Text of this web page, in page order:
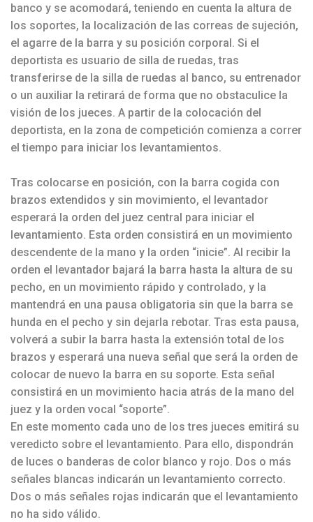
banco y se acomodará, teniendo en cuenta la altura de
los soportes, la localización de las correas de sujeción,
el agarre de la barra y su posición corporal. Si el
deportista es usuario de silla de ruedas, tras
transferirse de la silla de ruedas al banco, su entrenador
o un auxiliar la retirará de forma que no obstaculice la
visión de los jueces. A partir de la colocación del
deportista, en la zona de competición comienza a correr
el tiempo para iniciar los levantamientos.
Tras colocarse en posición, con la barra cogida con
brazos extendidos y sin movimiento, el levantador
esperará la orden del juez central para iniciar el
levantamiento. Esta orden consistirá en un movimiento
descendente de la mano y la orden “inicie”. Al recibir la
orden el levantador bajará la barra hasta la altura de su
pecho, en un movimiento rápido y controlado, y la
mantendrá en una pausa obligatoria sin que la barra se
hunda en el pecho y sin dejarla rebotar. Tras esta pausa,
volverá a subir la barra hasta la extensión total de los
brazos y esperará una nueva señal que será la orden de
colocar de nuevo la barra en su soporte. Esta señal
consistirá en un movimiento hacia atrás de la mano del
juez y la orden vocal “soporte”.
En este momento cada uno de los tres jueces emitirá su
veredicto sobre el levantamiento. Para ello, dispondrán
de luces o banderas de color blanco y rojo. Dos o más
señales blancas indicarán un levantamiento correcto.
Dos o más señales rojas indicarán que el levantamiento
no ha sido válido.